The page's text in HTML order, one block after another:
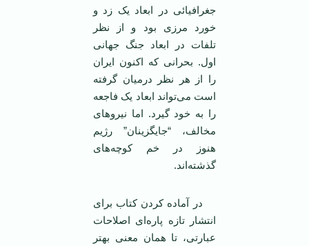
جغرافيائی در ابعاد يک زد و
خورد مرزی بود و از نظر
تلفات در ابعاد جنگ جهانی
اول. بحرانی که اکنون ايران
را از هر نظر درميان گرفته
است می‌تواند ابعاد يک فاجعه
را به خود گيرد. اما نيرو‌های
مخالف، “جايگزينان” رژيم
هنوز در خم کوچه‌های
گذشته‌اند.
در آماده کردن کتاب برای
انتشار تازه پاره‌ای اصلاحات
عبارتی، تا همان معنی بهتر